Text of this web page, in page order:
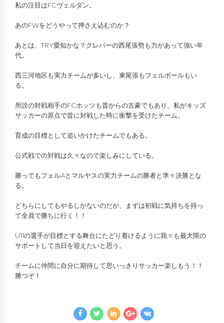
私の注目はFCヴェルダン。
あのFWをどうやって押さえ込むのか？
あとは、TRY愛知かな？クレバーの西尾張勢も力があって強い年
代。
西三河地区も実力チームが多いし、東尾張もフェルボールもい
る。
所詮の対戦相手のFCホッツも昔からの古豪でもあり、私がキッズ
サッカーの原点で昔に対戦した時に衝撃を受けたチーム。
育成の目標として追いかけたチームでもある。
公式戦での対戦は久々なので楽しみにしている。
勝ってもフェルAとマルヤスの実力チームの勝者と準々決勝とな
る。
どちらにしてもやるしかないのだが、まずは初戦に気持ちを持っ
て全員で勝ちに行く！！
U11の選手が目標とする舞台にたどり着けるように我々も最大限の
サポートして当日を迎えたいと思う。
チームに仲間に自分に期待して思いっきりサッカー楽しもう！！
勝つぞ！